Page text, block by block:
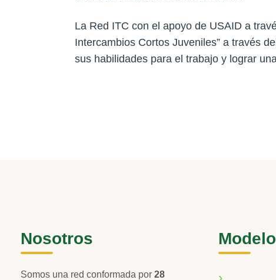
La Red ITC con el apoyo de USAID a
Intercambios Cortos Juveniles” a través
sus habilidades para el trabajo y lograr
Nosotros
Somos una red conformada por 28